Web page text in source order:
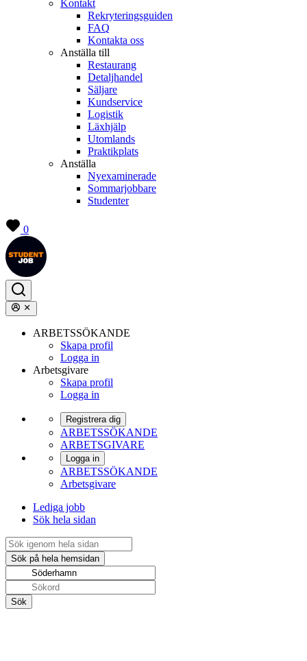
Kontakt
Rekryteringsguiden
FAQ
Kontakta oss
Anställa till
Restaurang
Detaljhandel
Säljare
Kundservice
Logistik
Läxhjälp
Utomlands
Praktikplats
Anställa
Nyexaminerade
Sommarjobbare
Studenter
0
ARBETSSÖKANDE
Skapa profil
Logga in
Arbetsgivare
Skapa profil
Logga in
Registrera dig
ARBETSSÖKANDE
ARBETSGIVARE
Logga in
ARBETSSÖKANDE
Arbetsgivare
Lediga jobb
Sök hela sidan